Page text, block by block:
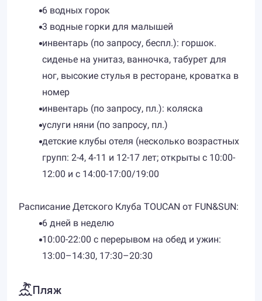
6 водных горок
3 водные горки для малышей
инвентарь (по запросу, беспл.): горшок.
сиденье на унитаз, ванночка, табурет для
ног, высокие стулья в ресторане, кроватка в
номер
инвентарь (по запросу, пл.): коляска
услуги няни (по запросу, пл.)
детские клубы отеля (несколько возрастных
групп: 2-4, 4-11 и 12-17 лет; открыты с 10:00-
12:00 и с 14:00-17:00/19:00
Расписание Детского Клуба TOUCAN от FUN&SUN:
6 дней в неделю
10:00-22:00 с перерывом на обед и ужин:
13:00–14:30, 17:30–20:30
Пляж